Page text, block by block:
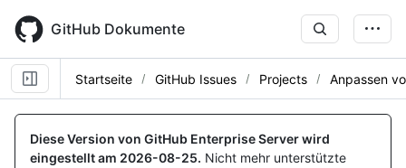
main
content
GitHub Dokumente
Startseite GitHub Issues Projects Anpassen
Diese Version von GitHub Enterprise Server wird
eingestellt am 2026-08-25. Nicht mehr unterstützte